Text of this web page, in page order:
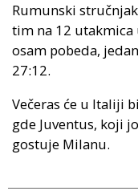
Rumunski
tim na 12 utakmica
osam pobeda,
27:12.
Večeras će u Italiji
gde Juventus, koji
gostuje Milanu.